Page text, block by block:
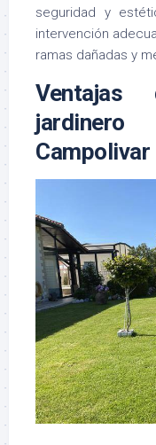
seguridad y
intervención
ramas dañadas y
Campolivar